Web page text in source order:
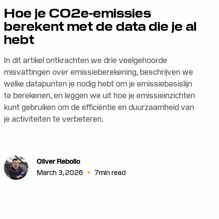
Hoe je CO2e-emissies
berekent met de data die je al
hebt
In dit artikel ontkrachten we drie veelgehoorde
misvattingen over emissieberekening, beschrijven we
welke datapunten je nodig hebt om je emissiebasislijn
te berekenen, en leggen we uit hoe je emissieinzichten
kunt gebruiken om de efficiëntie en duurzaamheid van
je activiteiten te verbeteren.
Oliver Rebollo
March 3, 2026 • 7min read